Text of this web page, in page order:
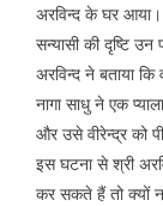
अरविन्द के घर आया।
सन्यासी की दृष्टि
अरविन्द ने बताया
नागा साधु ने एक
और उसे वीरेन्द्र को
इस घटना से श्री
कर सकते हैं तो क्यों